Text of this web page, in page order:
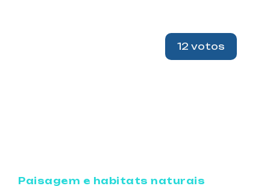
Paisagem e habitats naturais
12 votos